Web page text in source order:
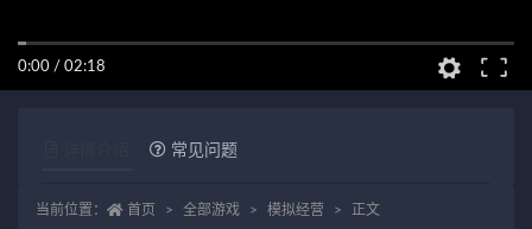
0:00 / 02:18
常见问题
当前位置： 首页 全部游戏 模拟经营 正文